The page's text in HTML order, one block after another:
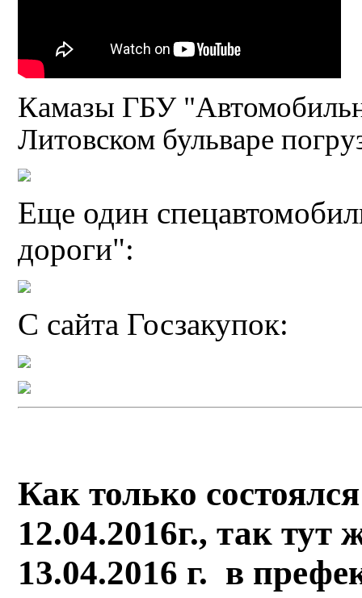
Камазы ГБУ
Литовском бульваре
Еще один
дороги":
С сайта Госзакупок:
Как только
12.04.2016г., так
13.04.2016 г. в